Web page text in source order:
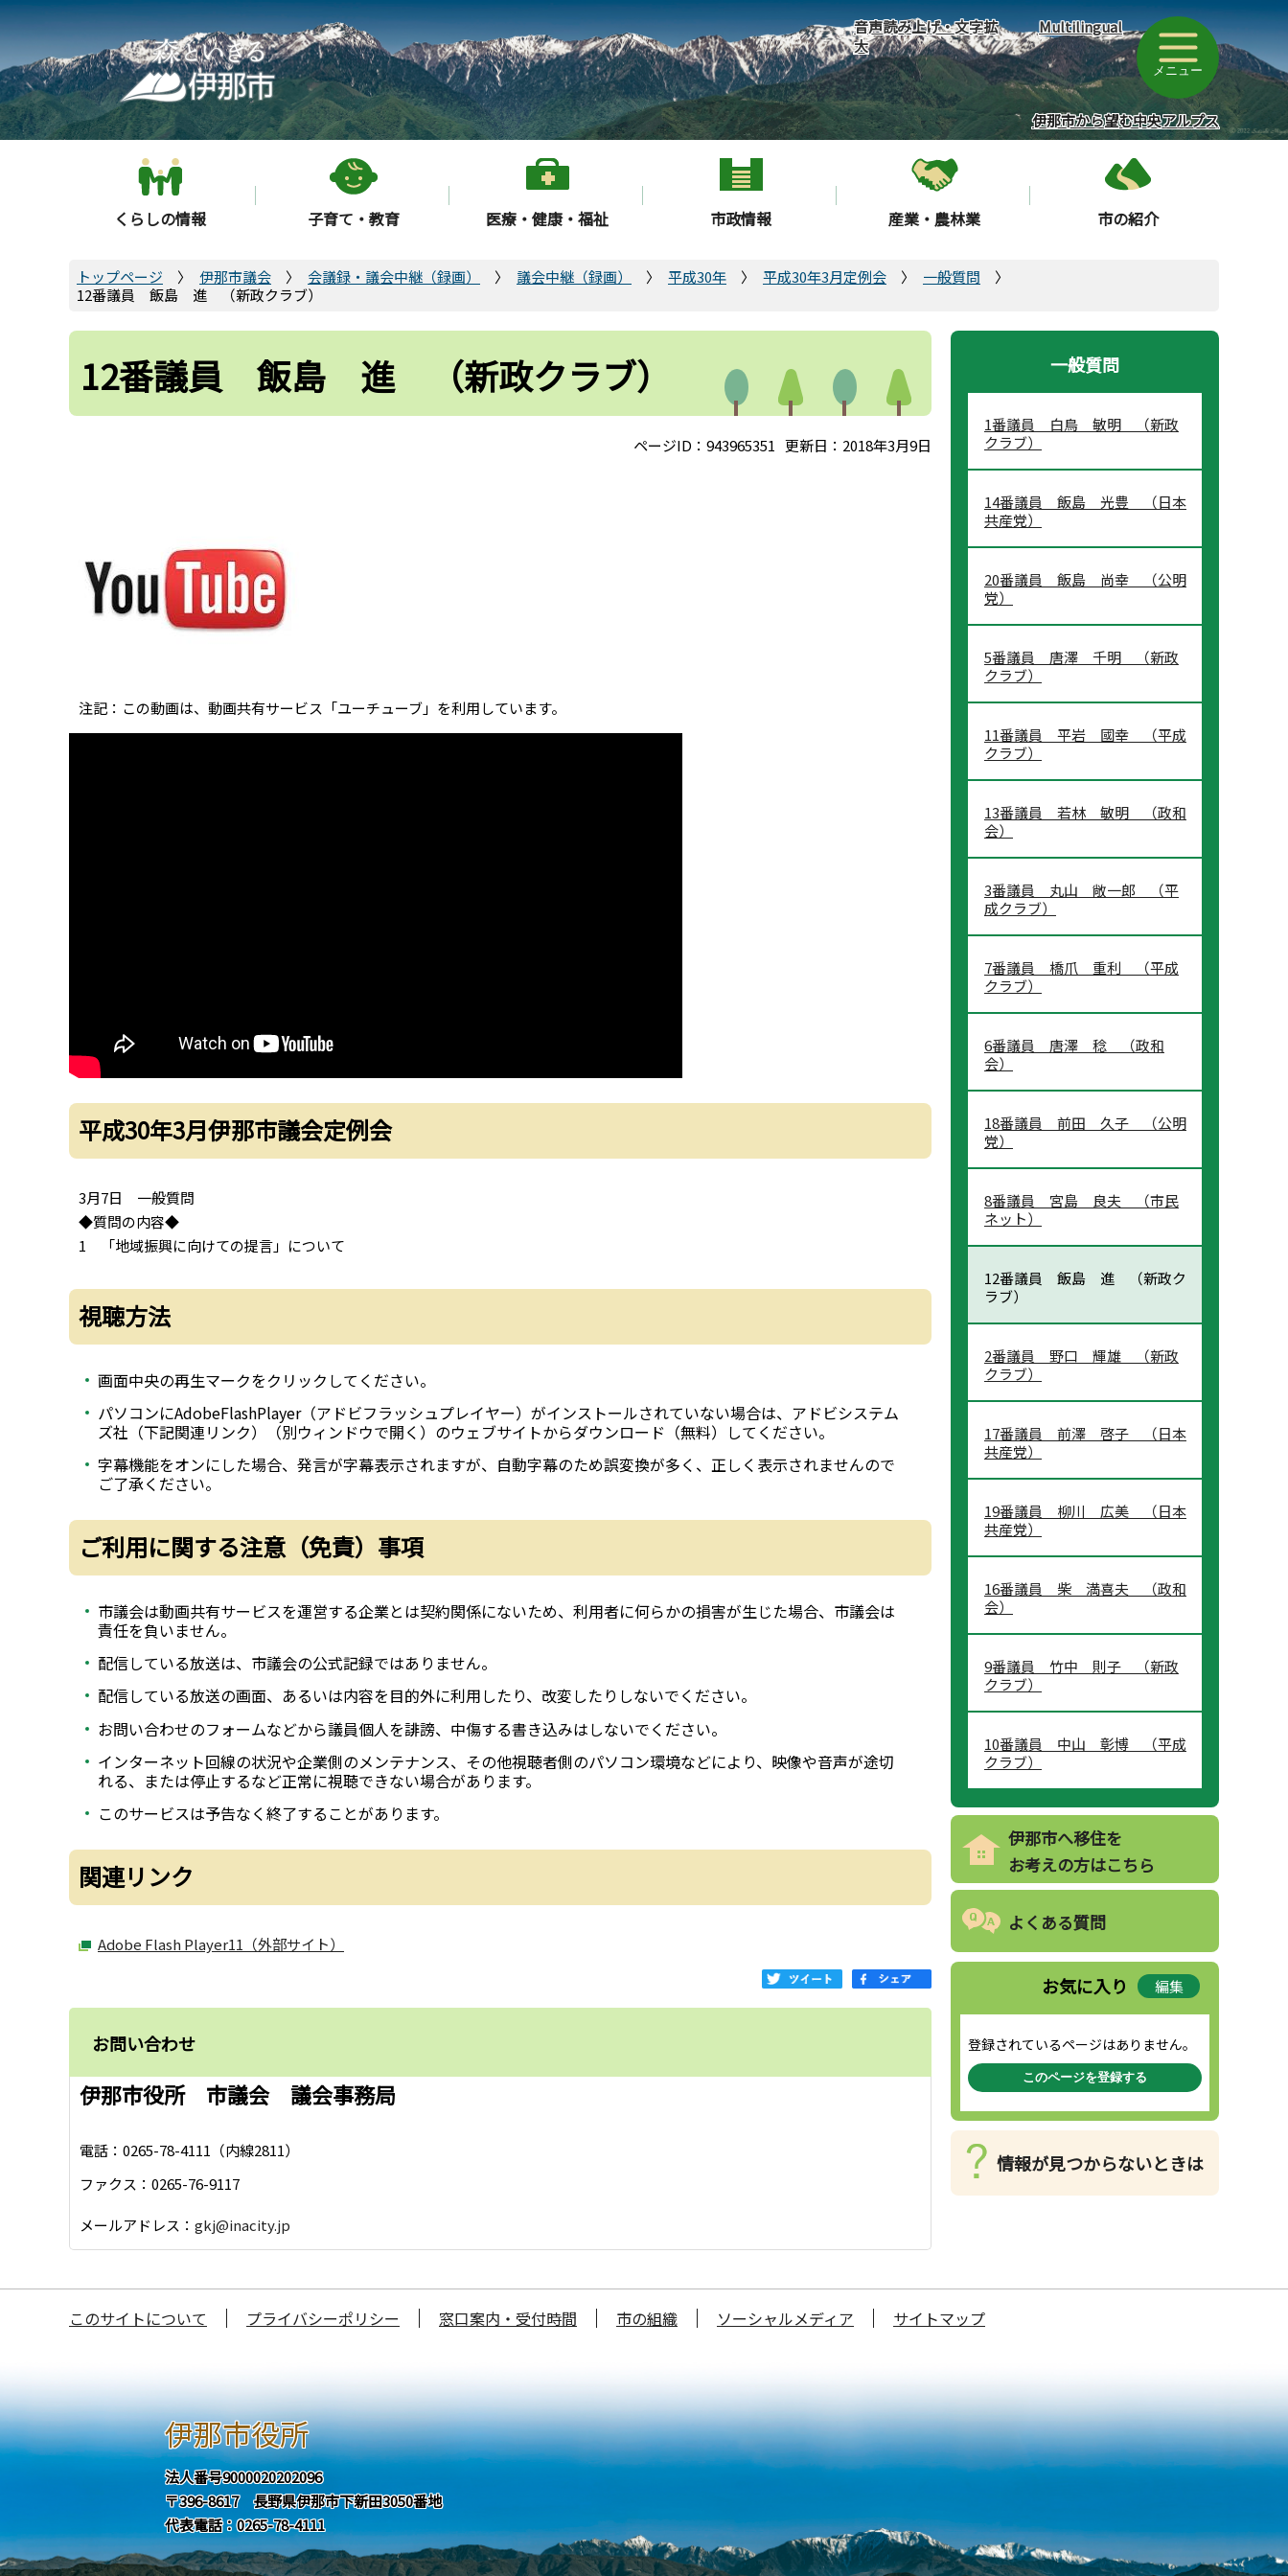
こ
の
ペ
ー
ジ
の
音声読み上げ・文字拡
大
Multilingual
メニュー
伊那市から望む中央アルプス
くらしの情報 子育て・教育 医療・健康・福祉 市政情報 産業・農林業 市の紹介
トップページ 伊那市議会 会議録・議会中継（録画） 議会中継（録画） 平成30年 平成30年3月定例会
一般質問
12番議員 飯島 進 （新政クラブ）
12番議員 飯島 進 （新政クラブ）
ページID：943965351 更新日：2018年3月9日
注記：この動画は、動画共有サービス「ユーチューブ」を利用しています。
平成30年3月伊那市議会定例会
3月7日 一般質問
◆質問の内容◆
1 「地域振興に向けての提言」について
視聴方法
画面中央の再生マークをクリックしてください。
パソコンにAdobeFlashPlayer（アドビフラッシュプレイヤー）がインストールされていない場合は、アドビシステム
ズ社（下記関連リンク）（別ウィンドウで開く）のウェブサイトからダウンロード（無料）してください。
字幕機能をオンにした場合、発言が字幕表示されますが、自動字幕のため誤変換が多く、正しく表示されませんので
ご了承ください。
ご利用に関する注意（免責）事項
市議会は動画共有サービスを運営する企業とは契約関係にないため、利用者に何らかの損害が生じた場合、市議会は
責任を負いません。
配信している放送は、市議会の公式記録ではありません。
配信している放送の画面、あるいは内容を目的外に利用したり、改変したりしないでください。
お問い合わせのフォームなどから議員個人を誹謗、中傷する書き込みはしないでください。
インターネット回線の状況や企業側のメンテナンス、その他視聴者側のパソコン環境などにより、映像や音声が途切
れる、または停止するなど正常に視聴できない場合があります。
このサービスは予告なく終了することがあります。
関連リンク
Adobe Flash Player11（外部サイト）
お問い合わせ
伊那市役所 市議会 議会事務局
電話：0265-78-4111（内線2811）
ファクス：0265-76-9117
メールアドレス： gkj@inacity.jp
一般質問
1番議員 白鳥 敏明 （新政
クラブ）
14番議員 飯島 光豊 （日本
共産党）
20番議員 飯島 尚幸 （公明
党）
5番議員 唐澤 千明 （新政
クラブ）
11番議員 平岩 國幸 （平成
クラブ）
13番議員 若林 敏明 （政和
会）
3番議員 丸山 敞一郎 （平
成クラブ）
7番議員 橋爪 重利 （平成
クラブ）
6番議員 唐澤 稔 （政和
会）
18番議員 前田 久子 （公明
党）
8番議員 宮島 良夫 （市民
ネット）
12番議員 飯島 進 （新政ク
ラブ）
2番議員 野口 輝雄 （新政
クラブ）
17番議員 前澤 啓子 （日本
共産党）
19番議員 柳川 広美 （日本
共産党）
16番議員 柴 満喜夫 （政和
会）
9番議員 竹中 則子 （新政
クラブ）
10番議員 中山 彰博 （平成
クラブ）
伊那市へ移住を
お考えの方はこちら
よくある質問
お気に入り 編集
登録されているページはありません。
このページを登録する
情報が見つからないときは
このサイトについて プライバシーポリシー 窓口案内・受付時間 市の組織 ソーシャルメディア サイトマップ
伊那市役所
法人番号9000020202096
〒396-8617 長野県伊那市下新田3050番地
代表電話：0265-78-4111